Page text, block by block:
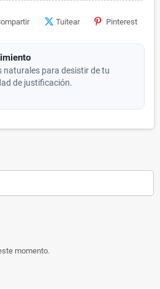
Tuitear Pinterest
naturales para desistir de tu
de justificación.
momento.